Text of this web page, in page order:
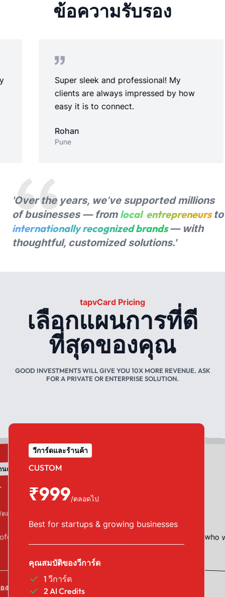
ข้อความรับรอง
sleek and professional! My
are always impressed by how
it is to connect.
setup
'Over the years, we’ve supported millions
of businesses — from local entrepreneursto
internationally recognized brands— with
thoughtful, customized solutions.'
tapvCard Pricing
เลือกแผนการที่ดี
ที่สุดของคุณ
GOOD INVESTMENTS WILL GIVE YOU 10X MORE REVENUE. ASK
FOR A PRIVATE OR ENTERPRISE SOLUTION.
ค้า
ลอดไป
& small business
วีการ์ด
วีการ์ดและร้านค้า
CUSTOM
₹999/ตลอดไป
Best for startups & growing businesses
คุณสมบัติของวีการ์ด
1 วีการ์ด
2 AI Credits
Designed for professionals who